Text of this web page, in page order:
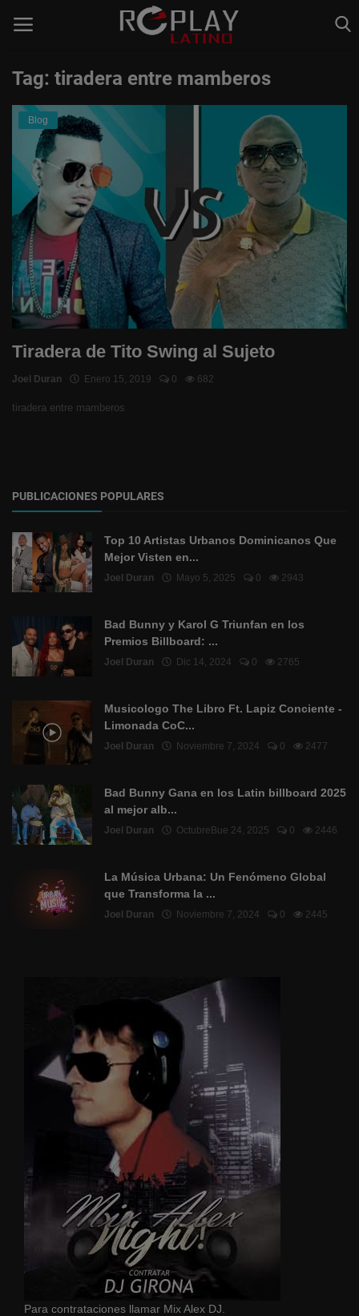
Home
Estaciones de Radio
Música Latina
Música Urbana
Acceso
Register
Spanish
Tag: tiradera entre mamberos
Blog
Tiradera de Tito Swing al Sujeto
Joel Duran Enero 15, 2019 0 682
tiradera entre mamberos
PUBLICACIONES POPULARES
Top 10 Artistas Urbanos Dominicanos Que
Mejor Visten en...
Joel Duran Mayo 5, 2025 0 2943
Bad Bunny y Karol G Triunfan en los
Premios Billboard: ...
Joel Duran Dic 14, 2024 0 2765
Musicologo The Libro Ft. Lapiz Conciente -
Limonada CoC...
Joel Duran Noviembre 7, 2024 0 2477
Bad Bunny Gana en los Latin billboard 2025
al mejor alb...
Joel Duran OctubreBue 24, 2025 0 2446
La Música Urbana: Un Fenómeno Global
que Transforma la ...
Joel Duran Noviembre 7, 2024 0 2445
Para contrataciones llamar Mix Alex DJ.